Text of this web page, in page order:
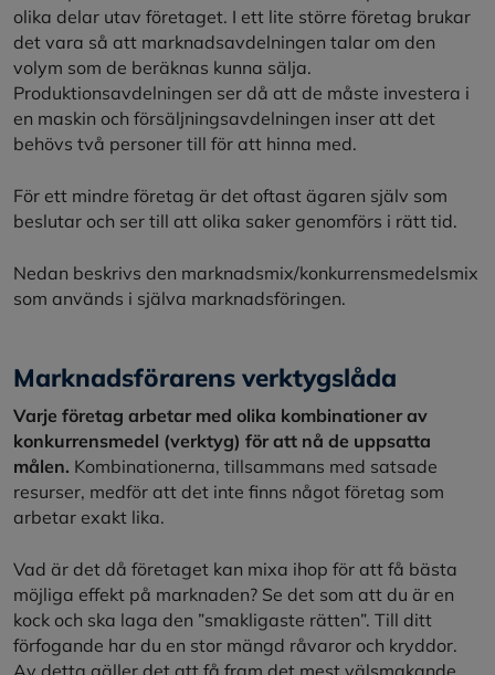
olika delar utav företaget. I ett lite större företag brukar
det vara så att marknadsavdelningen talar om den
volym som de beräknas kunna sälja.
Produktionsavdelningen ser då att de måste investera i
en maskin och försäljningsavdelningen inser att det
behövs två personer till för att hinna med.
För ett mindre företag är det oftast ägaren själv som
beslutar och ser till att olika saker genomförs i rätt tid.
Nedan beskrivs den marknadsmix/konkurrensmedelsmix
som används i själva marknadsföringen.
Marknadsförarens verktygslåda
Varje företag arbetar med olika kombinationer av
konkurrensmedel (verktyg) för att nå de uppsatta
målen. Kombinationerna, tillsammans med satsade
resurser, medför att det inte finns något företag som
arbetar exakt lika.
Vad är det då företaget kan mixa ihop för att få bästa
möjliga effekt på marknaden? Se det som att du är en
kock och ska laga den ”smakligaste rätten”. Till ditt
förfogande har du en stor mängd råvaror och kryddor.
Av detta gäller det att få fram det mest välsmakande.